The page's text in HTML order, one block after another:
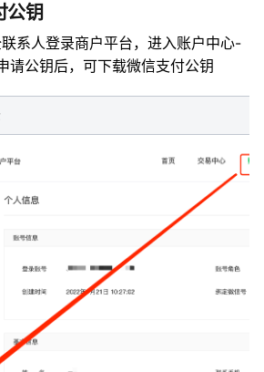
公钥
系人登录商户平台，进入账户中心-
请公钥后，可下载微信支付公钥